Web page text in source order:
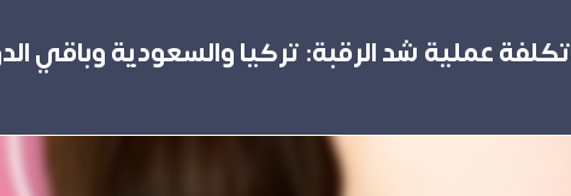
تكلفة عملية شد الرقبة: تركيا والسعودية وباقي